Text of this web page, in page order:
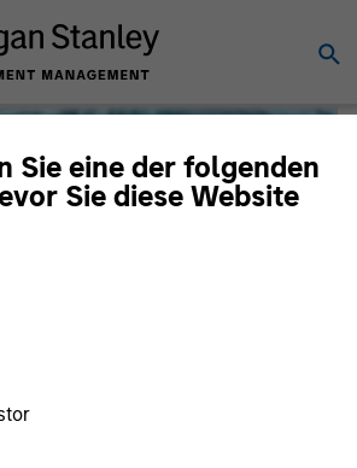
Sie eine der folgenden
Sie diese Website